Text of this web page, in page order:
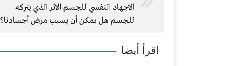
الاجهاد النفسي للجسم الاثر الذي يتركه
للجسم هل يمكن أن يسبب مرض أجسادنا؟
اقرأ أيضا